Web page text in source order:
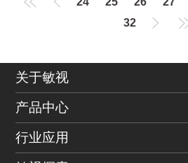
32
关于敏视
产品中心
行业应用